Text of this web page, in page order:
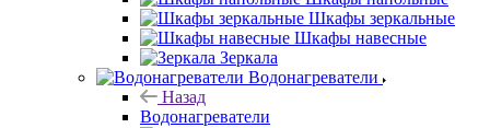
Шкафы зеркальные
Шкафы навесные
Зеркала
Водонагреватели
Назад
Водонагреватели